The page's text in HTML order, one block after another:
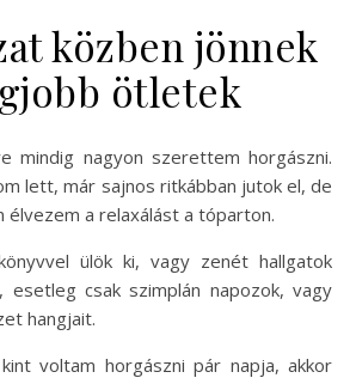
közben jönnek
ötletek
lett, már sajnos ritkábban jutok el, de
élvezem a relaxálást a tóparton.
ülök ki, vagy zenét hallgatok
esetleg csak szimplán napozok, vagy
hangjait.
voltam horgászni pár napja, akkor